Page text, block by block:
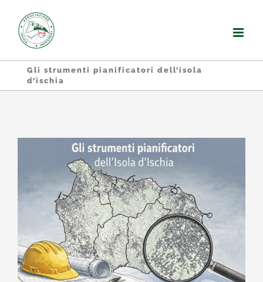
Gli strumenti pianificatori dell’isola
d’ischia